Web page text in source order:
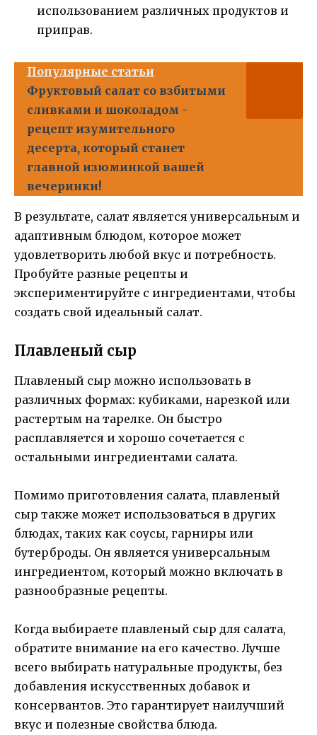
использованием различных продуктов и
приправ.
Популярные статьи
Фруктовый салат со взбитыми
сливками и шоколадом -
рецепт изумительного
десерта, который станет
главной изюминкой вашей
вечеринки!
В результате, салат является универсальным и
адаптивным блюдом, которое может
удовлетворить любой вкус и потребность.
Пробуйте разные рецепты и
экспериментируйте с ингредиентами, чтобы
создать свой идеальный салат.
Плавленый сыр
Плавленый сыр можно использовать в
различных формах: кубиками, нарезкой или
растертым на тарелке. Он быстро
расплавляется и хорошо сочетается с
остальными ингредиентами салата.
Помимо приготовления салата, плавленый
сыр также может использоваться в других
блюдах, таких как соусы, гарниры или
бутерброды. Он является универсальным
ингредиентом, который можно включать в
разнообразные рецепты.
Когда выбираете плавленый сыр для салата,
обратите внимание на его качество. Лучше
всего выбирать натуральные продукты, без
добавления искусственных добавок и
консервантов. Это гарантирует наилучший
вкус и полезные свойства блюда.